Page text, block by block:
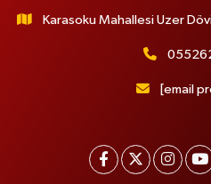
Karasoku Mahallesi Uzer
[email